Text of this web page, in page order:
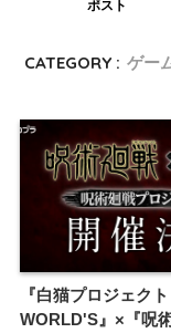
ポスト
CATEGORY : ゲー
『白猫プロジェク
WORLD'S』×『呪